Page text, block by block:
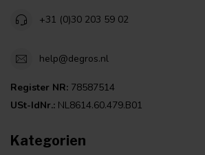
+31 (0)30 203 59 02
help@degros.nl
Register NR: 78587514
USt-IdNr.: NL8614.60.479.B01
Kategorien